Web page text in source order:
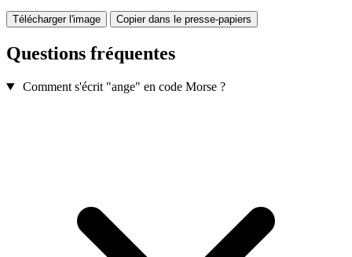
Télécharger l'image Copier dans le presse-papiers
Questions fréquentes
Comment s'écrit "ange" en code Morse ?